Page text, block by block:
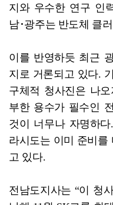
지와 우수한 연구 인
남･광주는 반도체 클
이를 반영하듯 최근
지로 거론되고 있다.
구체적 청사진은 나
부한 용수가 필수인
것이 너무나 자명하
라시도는 이미 준비를
고 있다.
전남도지사는 “이 청